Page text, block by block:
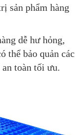
sản phẩm hàng
dễ hư hỏng,
thể bảo quản các
toàn tối ưu.